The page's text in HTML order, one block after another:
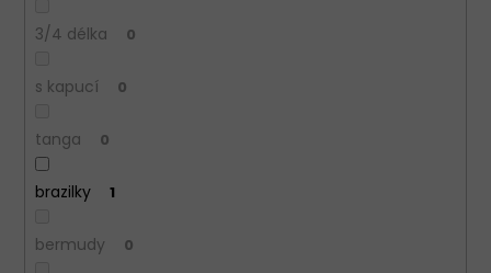
3/4 délka 0
s kapucí 0
tanga 0
brazilky 1
bermudy 0